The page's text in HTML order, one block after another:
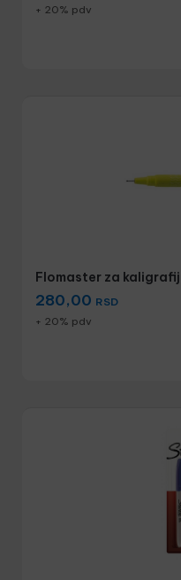
+ 20% pdv
Flomaster za
280,00 RSD
+ 20% pdv